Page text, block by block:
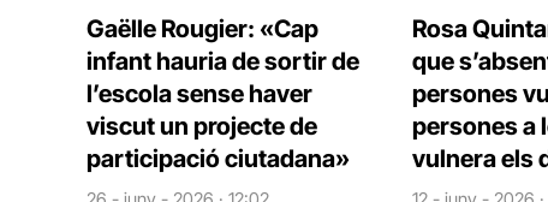
Gaëlle Rougier: «Cap
infant hauria de sortir de
l’escola sense haver
viscut un projecte de
participació ciutadana»
Rosa
que
persones
persones a
vulnera els